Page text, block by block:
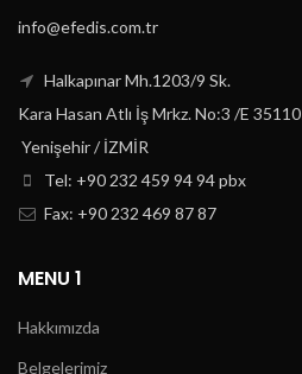
info@efedis.com.tr
Halkapınar Mh.1203/9 Sk.
Kara Hasan Atlı İş Mrkz. No:3 /E 35110
Yenişehir / İZMİR
Tel: +90 232 459 94 94 pbx
Fax: +90 232 469 87 87
MENU 1
Hakkımızda
Belgelerimiz